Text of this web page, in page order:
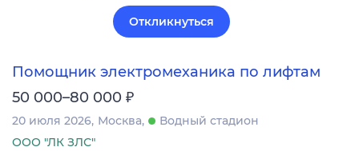
Откликнуться
Помощник электромеханика по лифтам
50 000–80 000 ₽
20 июля 2026 Москва
Водный стадион
ООО "ЛК ЗЛС"